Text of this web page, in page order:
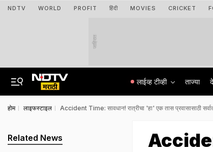
NDTV WORLD PROFIT हिंदी MOVIES CRICKET
जाहिरात
लाईव्ह टीव्ही ताज्या
होम लाइफस्टाइल Accident Time: सावधान! रात्रीचा 'हा' एक तास प्रवासासाठी
Related News